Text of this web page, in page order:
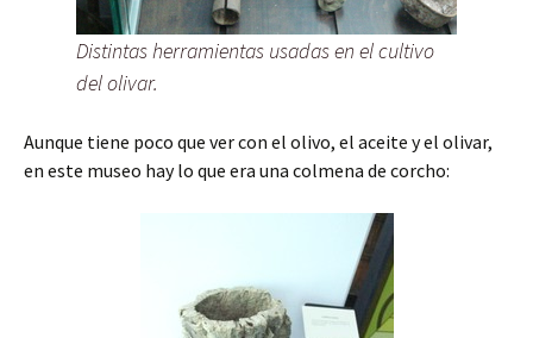
Distintas herramientas usadas en el cultivo
del olivar.
Aunque tiene poco que ver con el olivo, el aceite y el olivar,
en este museo hay lo que era una colmena de corcho: